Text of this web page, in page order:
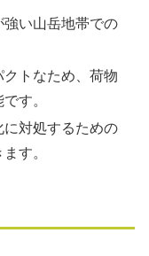
い山岳地帯での
トなため、荷物
す。
に対処するための
す。